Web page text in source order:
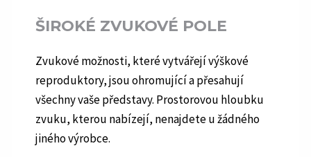
ŠIROKÉ ZVUKOVÉ POLE
Zvukové možnosti, které vytvářejí výškové
reproduktory, jsou ohromující a přesahují
všechny vaše představy. Prostorovou hloubku
zvuku, kterou nabízejí, nenajdete u žádného
jiného výrobce.